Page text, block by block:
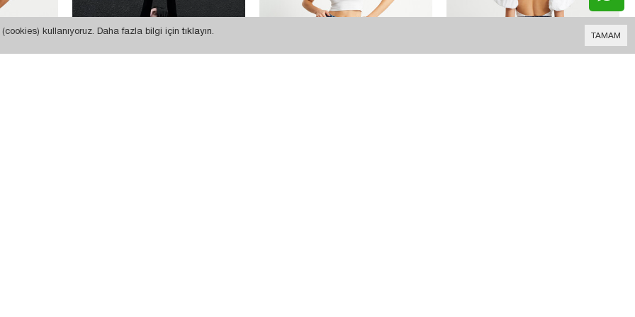
TAMAM
kullanıyoruz. Daha fazla bilgi içintıklayın.